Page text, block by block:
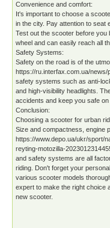
Convenience and comfort:
It's important to choose a
in the city. Pay attention to seat
Test out the scooter before you
wheel and can easily reach all
Safety Systems:
Safety on the road is of the
https://ru.interfax.com.ua/
safety systems such as anti-
and high-visibility headlights.
accidents and keep you safe on
Conclusion:
Choosing a scooter for urban
Size and compactness, engine
https://www.depo.ua/ukr/sport/
reyting-motozilla-
and safety systems are all
riding. Don't forget your
various scooter models
expert to make the right choice
new scooter.